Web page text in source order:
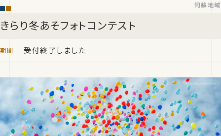
きらり冬あそフォトコンテスト
阿蘇地域
受付終了しました